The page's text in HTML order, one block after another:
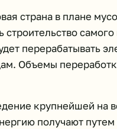
страна в плане
перерабатывать
Объемы
крупнейшей на
получают